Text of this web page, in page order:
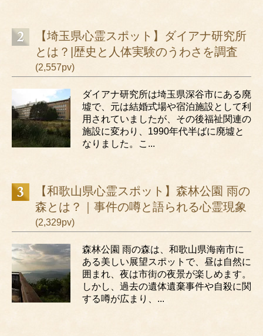
【埼玉県心霊スポット】ダイアナ研究所
とは？|歴史と人体実験のうわさを調査
(2,557pv)
ダイアナ研究所は埼玉県深谷市にある廃
墟で、元は結婚式場や宿泊施設として利
用されていましたが、その後福祉関連の
施設に変わり、1990年代半ばに廃墟と
なりました。こ...
【和歌山県心霊スポット】森林公園 雨の
森とは？｜事件の噂と語られる心霊現象
(2,329pv)
森林公園 雨の森は、和歌山県海南市に
ある美しい展望スポットで、昼は自然に
囲まれ、夜は市街の夜景が楽しめます。
しかし、過去の遺体遺棄事件や自殺に関
する噂が広まり、...